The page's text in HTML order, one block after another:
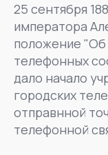
25 сентября
императора
положение "Об
телефонных
дало начало
городских
отправнной
телефонной